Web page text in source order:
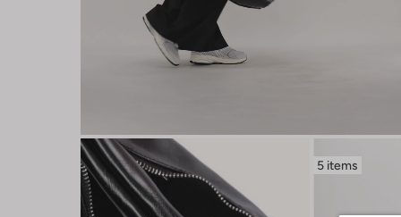
5 items